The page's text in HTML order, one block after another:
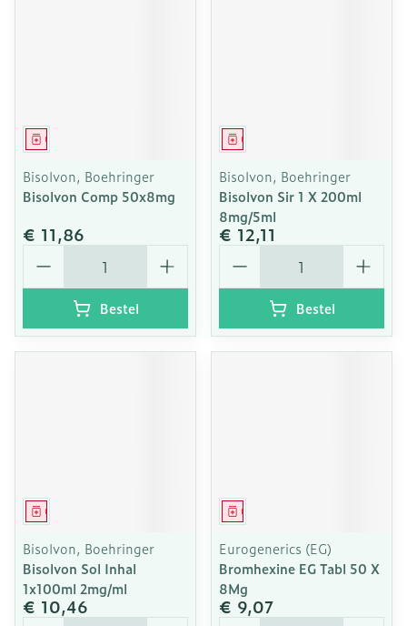
Geneesmiddel
Bisolvon, Boehringer
Bisolvon Comp 50x8mg
€ 11,86
Aantal
Bestel
Geneesmiddel
Bisolvon, Boehringer
Bisolvon Sir 1 X 200ml
8mg/5ml
€ 12,11
Aantal
Bestel
Geneesmiddel
Bisolvon, Boehringer
Bisolvon Sol Inhal
1x100ml 2mg/ml
€ 10,46
Geneesmiddel
Eurogenerics (EG)
Bromhexine EG Tabl 50 X
8Mg
€ 9,07